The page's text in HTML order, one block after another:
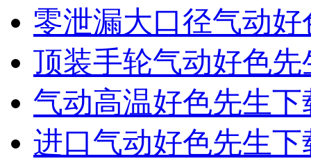
零泄漏大口径气动
顶装手轮气动好色
气动高温好色先生
进口气动好色先生